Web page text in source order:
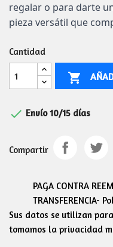
regalar o para darte
pieza versátil que
Cantidad

 Envío 10/15 días
Compartir
PAGA CONTRA
TRANSFERENCIA-
Sus datos se utilizan
tomamos la privacidad